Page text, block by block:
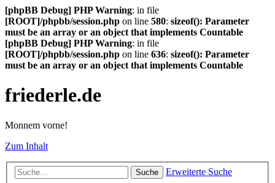
[phpBB Debug] PHP Warning: in file
[ROOT]/phpbb/session.php on line 580: sizeof(): Parameter
must be an array or an object that implements Countable
[phpBB Debug] PHP Warning: in file
[ROOT]/phpbb/session.php on line 636: sizeof(): Parameter
must be an array or an object that implements Countable
friederle.de
Monnem vorne!
Zum Inhalt
Suche Erweiterte Suche